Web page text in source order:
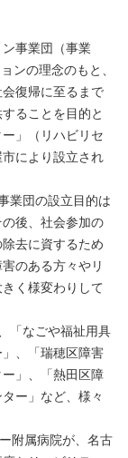
事業団（事業
ンの理念のもと、
復帰に至るまで
ることを目的と
」（リハビリセ
により設立され
業団の設立目的は
後、社会参加の
去に資するため
のある方々やリ
く様変わりして
「なごや福祉用具
、「瑞穂区障害
」、「熱田区障
ー」など、様々
附属病院が、名古